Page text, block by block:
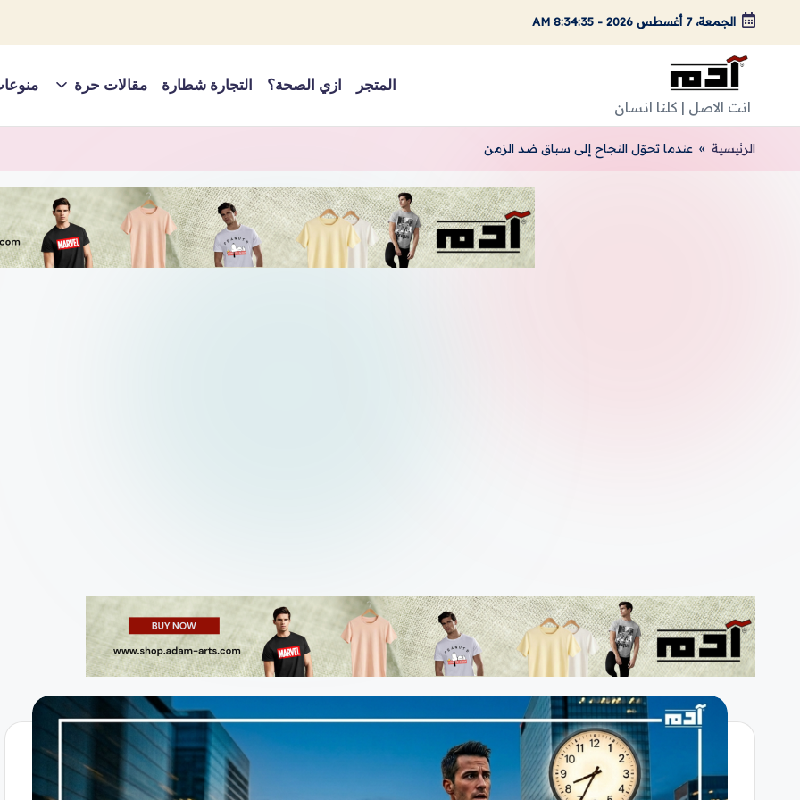
التجاوز
الجمعة، 7 أغسطس 2026 -
8:34:37 AM
A
d
انت الاصل | كلنا انسان
المتجر ازي الصحة؟ التجارة شطارة مقالات حرة
الرئيسية » عندما تحوّل النجاح إلى سباق ضد الزمن